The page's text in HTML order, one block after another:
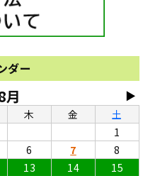
ダー
▶
木 金
土
1
6 7
8
13 14
15